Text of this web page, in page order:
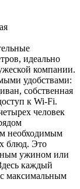
идеально
компании.
удобствами:
собственная
к Wi-Fi.
человек
необходимым
блюд. Это
ужином или
каждый
с максимальным